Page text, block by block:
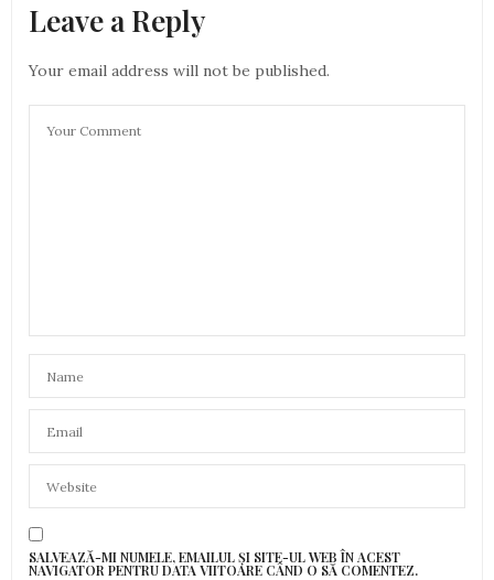
Leave a Reply
Your email address will not be published.
SALVEAZĂ-MI NUMELE, EMAILUL ȘI SITE-UL WEB ÎN ACEST
NAVIGATOR PENTRU DATA VIITOARE CÂND O SĂ COMENTEZ.